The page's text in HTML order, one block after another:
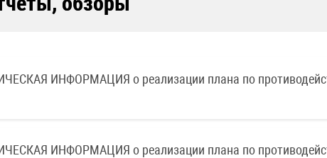
ИНФОРМАЦИЯ о реализации плана по
ИНФОРМАЦИЯ о реализации плана по